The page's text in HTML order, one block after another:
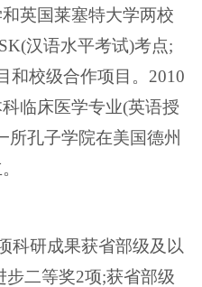
英国莱塞特大学两校
汉语水平考试)考点;
和校级合作项目。2010
临床医学专业(英语授
所孔子学院在美国德州
研成果获省部级及以
步二等奖2项;获省部级